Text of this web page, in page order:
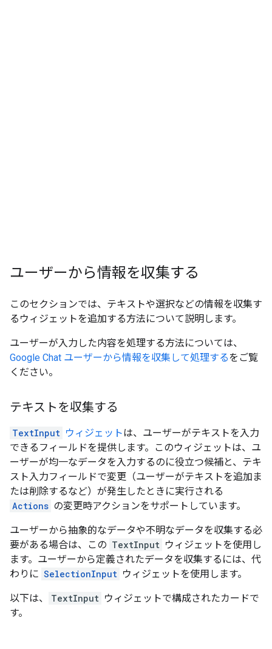
ユーザーから情報を収集する
このセクションでは、テキストや選択などの情報を収集す
るウィジェットを追加する方法について説明します。
ユーザーが入力した内容を処理する方法については、
Google Chat ユーザーから情報を収集して処理するをご覧
ください。
テキストを収集する
TextInput ウィジェットは、ユーザーがテキストを入力
できるフィールドを提供します。このウィジェットは、ユ
ーザーが均一なデータを入力するのに役立つ候補と、テキ
スト入力フィールドで変更（ユーザーがテキストを追加ま
たは削除するなど）が発生したときに実行される
Actions の変更時アクションをサポートしています。
ユーザーから抽象的なデータや不明なデータを収集する必
要がある場合は、この TextInput ウィジェットを使用し
ます。ユーザーから定義されたデータを収集するには、代
わりに SelectionInput ウィジェットを使用します。
以下は、 TextInput ウィジェットで構成されたカードで
す。